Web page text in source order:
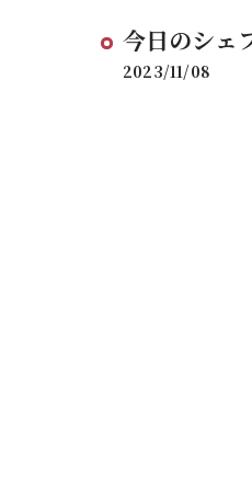
今日のシェ
2023/11/08